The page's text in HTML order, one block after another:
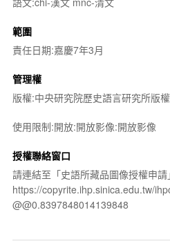
範圍
責任日期:嘉慶7年3月
管理權
版權:中央研究院歷史語言研究所版
使用限制:開放:開放影像:開放影像
授權聯絡窗口
請連結至「史語所藏品圖像授權申請
https://copyrite.ihp.sinica.edu.tw/
@@0.8397848014139848